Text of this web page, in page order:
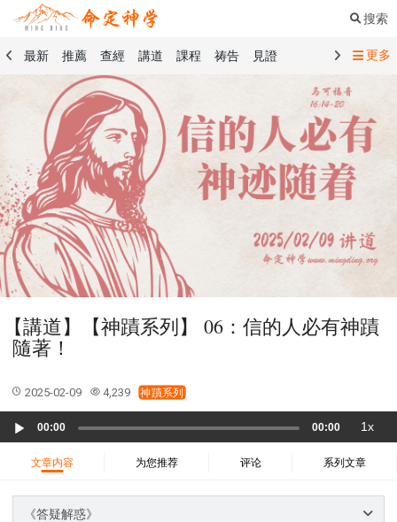
搜索
最新 推薦 查經 講道 課程 祷告
見證
命定音樂
命定書屋
禱告精選
查經精選 講道精選
見證精選
101課程 創世記 馬太福音
傳道書
洗禮禮文
聖餐禮文 01 創世記
02 出埃及記
03 利未記
04 民數記 05 申命記
06 約書亞記
07 士師記
08 路得記
10 撒母耳記下
11 列王紀上
12 列王紀下
15 以斯拉記
16 尼希米記
18 約伯記
19 詩篇
20 箴言 21 傳道書
23 以賽亞書
25 耶利米哀歌
27 但以理書
28 何西阿書
29 約珥書
37 哈該書
38 撒迦利亞書
39 瑪拉基書
40 馬太福音
41 馬可福音
42 路加福音
49 以弗所書
更多
【講道】【神蹟系列】 06：信的人必有神蹟
隨著！
2025-02-09 4,239 神蹟系列
Player
00:00 00:00 1x
文章内容 为您推荐 评论 系列文章
《答疑解惑》